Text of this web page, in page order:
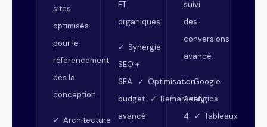
sites
optimisés
pour le
référencement
dès la
conception.
✓ Architecture
ET
organiques.
✓ Synergie
SEO +
SEA ✓ Optimisation
budget ✓ Remarketing
avancé
suivi
des
conversions
avancé.
✓ Google
Analytics
4 ✓ Tableaux